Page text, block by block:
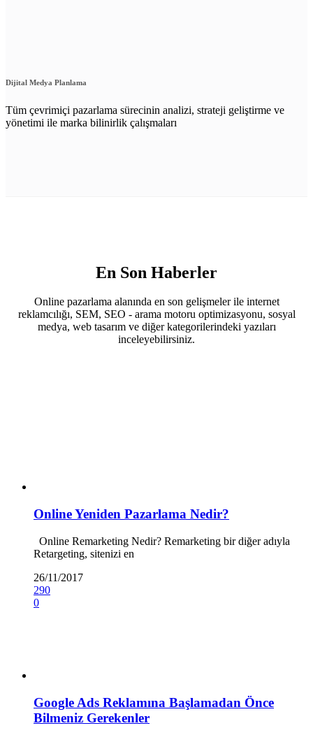
Dijital Medya Planlama
Tüm çevrimiçi pazarlama sürecinin analizi, strateji geliştirme ve
yönetimi ile marka bilinirlik çalışmaları
En Son Haberler
Online pazarlama alanında en son gelişmeler ile internet
reklamcılığı, SEM, SEO - arama motoru optimizasyonu, sosyal
medya, web tasarım ve diğer kategorilerindeki yazıları
inceleyebilirsiniz.
Online Yeniden Pazarlama Nedir?
Online Remarketing Nedir? Remarketing bir diğer adıyla
Retargeting, sitenizi en
26/11/2017
290
0
Google Ads Reklamına Başlamadan Önce
Bilmeniz Gerekenler